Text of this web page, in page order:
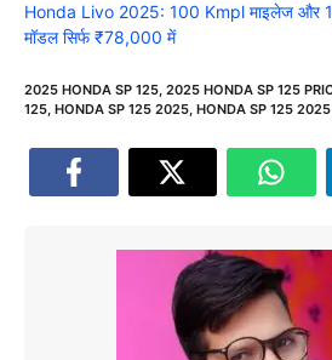
Honda Livo 2025: 100 Kmpl माइलेज और
मॉडल सिर्फ ₹78,000 में
2025 HONDA SP 125, 2025 HONDA SP 125
125, HONDA SP 125 2025, HONDA SP 125